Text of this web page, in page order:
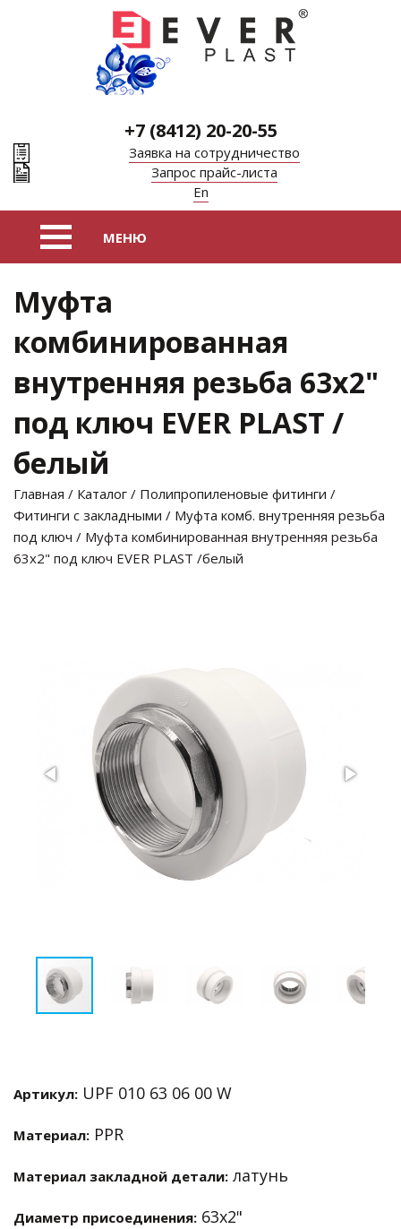
+7 (8412) 20-20-55
Заявка на сотрудничество
Запрос прайс-листа
En
Муфта
комбинированная
внутренняя резьба 63х2"
под ключ EVER PLAST /
белый
Главная / Каталог / Полипропиленовые фитинги /
Фитинги с закладными / Муфта комб. внутренняя резьба
под ключ / Муфта комбинированная внутренняя резьба
63х2" под ключ EVER PLAST /белый
Артикул: UPF 010 63 06 00 W
Материал: PPR
Материал закладной детали: латунь
Диаметр присоединения: 63х2"